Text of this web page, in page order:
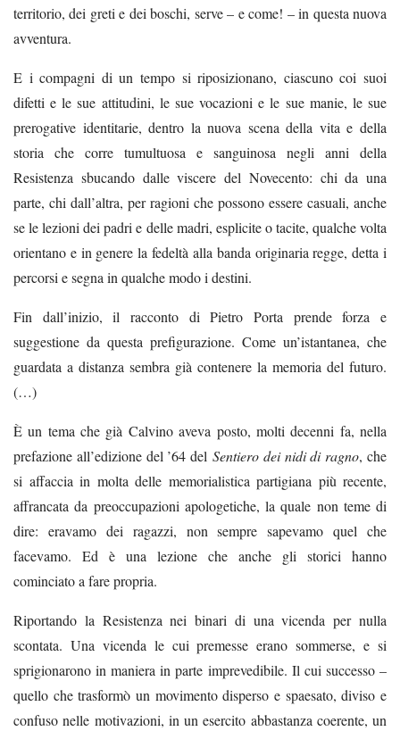
territorio, dei greti e dei boschi, serve – e come! – in questa nuova
avventura.
E i compagni di un tempo si riposizionano, ciascuno coi suoi
difetti e le sue attitudini, le sue vocazioni e le sue manie, le sue
prerogative identitarie, dentro la nuova scena della vita e della
storia che corre tumultuosa e sanguinosa negli anni della
Resistenza sbucando dalle viscere del Novecento: chi da una
parte, chi dall’altra, per ragioni che possono essere casuali, anche
se le lezioni dei padri e delle madri, esplicite o tacite, qualche volta
orientano e in genere la fedeltà alla banda originaria regge, detta i
percorsi e segna in qualche modo i destini.
Fin dall’inizio, il racconto di Pietro Porta prende forza e
suggestione da questa prefigurazione. Come un’istantanea, che
guardata a distanza sembra già contenere la memoria del futuro.
(…)
È un tema che già Calvino aveva posto, molti decenni fa, nella
prefazione all’edizione del ’64 del Sentiero dei nidi di ragno, che
si affaccia in molta delle memorialistica partigiana più recente,
affrancata da preoccupazioni apologetiche, la quale non teme di
dire: eravamo dei ragazzi, non sempre sapevamo quel che
facevamo. Ed è una lezione che anche gli storici hanno
cominciato a fare propria.
Riportando la Resistenza nei binari di una vicenda per nulla
scontata. Una vicenda le cui premesse erano sommerse, e si
sprigionarono in maniera in parte imprevedibile. Il cui successo –
quello che trasformò un movimento disperso e spaesato, diviso e
confuso nelle motivazioni, in un esercito abbastanza coerente, un